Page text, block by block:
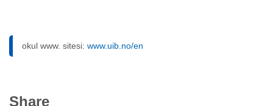
okul www. sitesi: www.uib.no/en
Share